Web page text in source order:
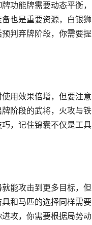
功能牌需要动态平衡，
也是重要资源，白银狮
判弃牌阶段，你需要提
用效果倍增，但要注意
阶段的武将，火攻与铁
，记住锦囊不仅是工具
能攻击到更多目标，但
和马匹的选择同样需要
攻，你需要根据局势动